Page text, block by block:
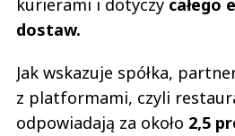
kurierami i dotyczy całego
dostaw.
Jak wskazuje spółka,
z platformami, czyli
odpowiadają za około 2,5